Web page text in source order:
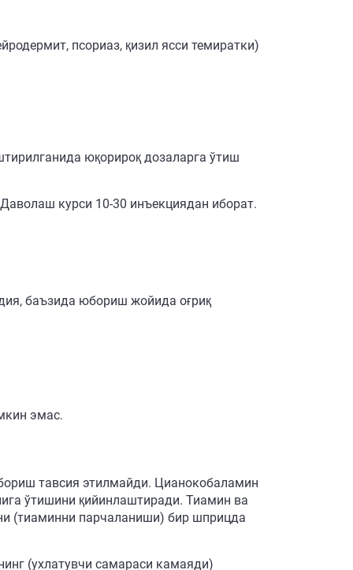
псориаз, қизил ясси темиратки)
юқорироқ дозаларга ўтиш
курси 10-30 инъекциядан иборат.
баъзида юбориш жойида оғриқ
эмас.
тавсия этилмайди. Цианокобаламин
ўтишини қийинлаштиради. Тиамин ва
(тиаминни парчаланиши) бир шприцда
(ухлатувчи самараси камаяди)